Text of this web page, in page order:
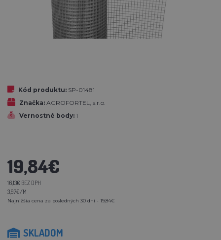
Kód produktu: SP-01481
Značka: AGROFORTEL, s.r.o.
Vernostné body: 1
19,84€
16,13€ BEZ DPH
3,97€/M
Najnižšia cena za posledných 30 dní - 19,84€
SKLADOM